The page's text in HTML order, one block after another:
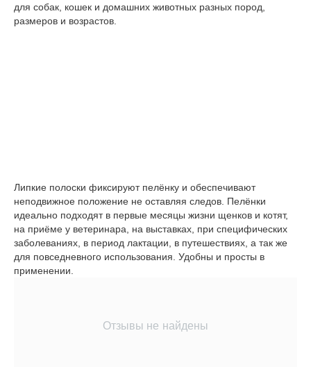
для собак, кошек и домашних животных разных пород,
размеров и возрастов.
Липкие полоски фиксируют пелёнку и обеспечивают
неподвижное положение не оставляя следов. Пелёнки
идеально подходят в первые месяцы жизни щенков и котят,
на приёме у ветеринара, на выставках, при специфических
заболеваниях, в период лактации, в путешествиях, а так же
для повседневного использования. Удобны и просты в
применении.
Отзывы не найдены